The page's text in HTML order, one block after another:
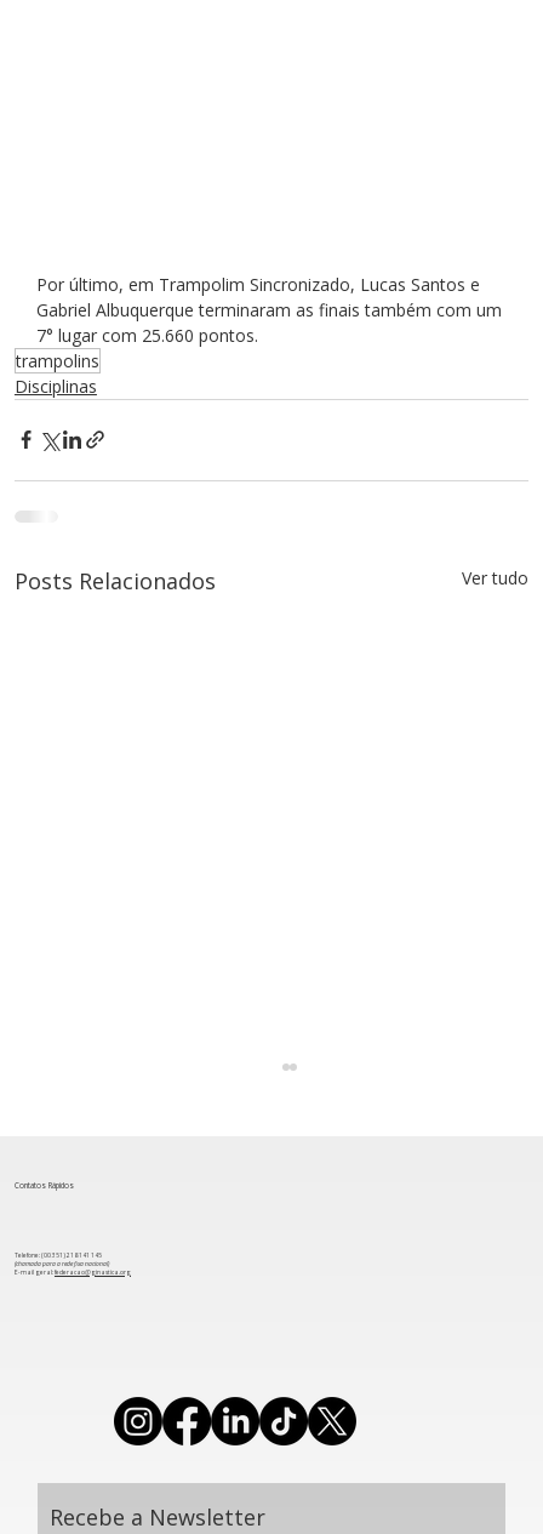
Por último, em Trampolim Sincronizado, Lucas Santos e
Gabriel Albuquerque terminaram as finais também com um
7° lugar com 25.660 pontos.
trampolins
Disciplinas
Posts Relacionados Ver tudo
Recebe a Newsletter
Contatos Rápidos
Telefone: (00 351) 218 141 145
(chamada para a rede fixa nacional)
​E-mail geral:federacao@ginastica.org